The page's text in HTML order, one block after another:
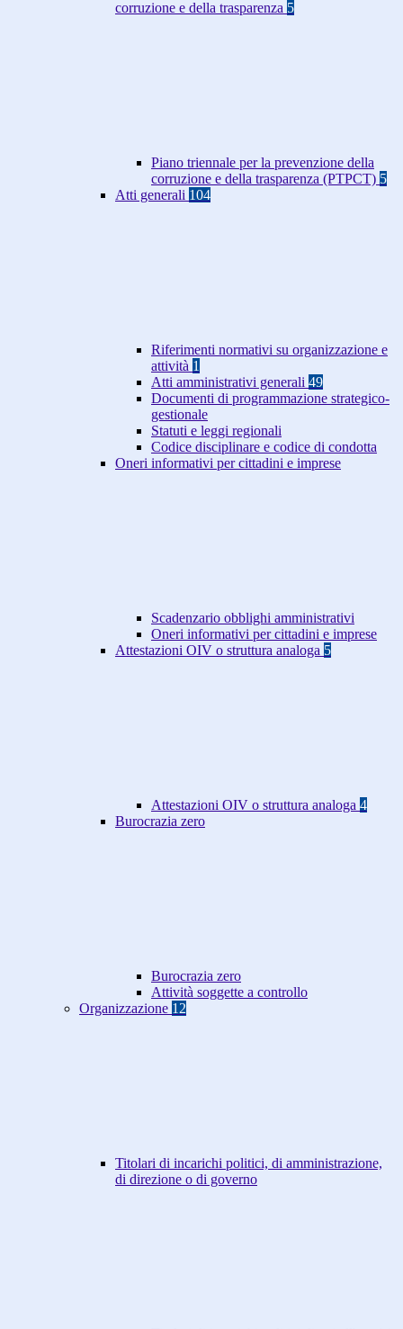
corruzione e della trasparenza 5
Piano triennale per la prevenzione della
corruzione e della trasparenza (PTPCT) 5
Atti generali 104
Riferimenti normativi su organizzazione e
attività 1
Atti amministrativi generali 49
Documenti di programmazione strategico-
gestionale
Statuti e leggi regionali
Codice disciplinare e codice di condotta
Oneri informativi per cittadini e imprese
Scadenzario obblighi amministrativi
Oneri informativi per cittadini e imprese
Attestazioni OIV o struttura analoga 5
Attestazioni OIV o struttura analoga 4
Burocrazia zero
Burocrazia zero
Attività soggette a controllo
Organizzazione 12
Titolari di incarichi politici, di amministrazione,
di direzione o di governo